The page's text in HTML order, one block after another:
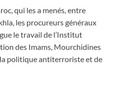
qui les a menés, entre
les procureurs généraux
le travail de l’Institut
des Imams, Mourchidines
politique antiterroriste et de